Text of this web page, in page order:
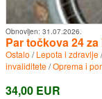
Obnovljen: 31.07.2026.
Par točkova 24
Ostalo /Lepota i zdravlje
invaliditete/Oprema i
34,00 EUR